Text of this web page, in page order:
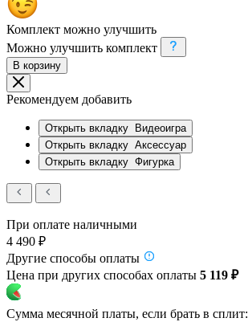
Комплект можно улучшить
Можно улучшить комплект
В корзину
Рекомендуем добавить
Открыть вкладку Видеоигра
Открыть вкладку Аксессуар
Открыть вкладку Фигурка
При оплате наличными
4 490 ₽
Другие способы оплаты
Цена при других способах оплаты 5 119 ₽
Сумма месячной платы, если брать в сплит: